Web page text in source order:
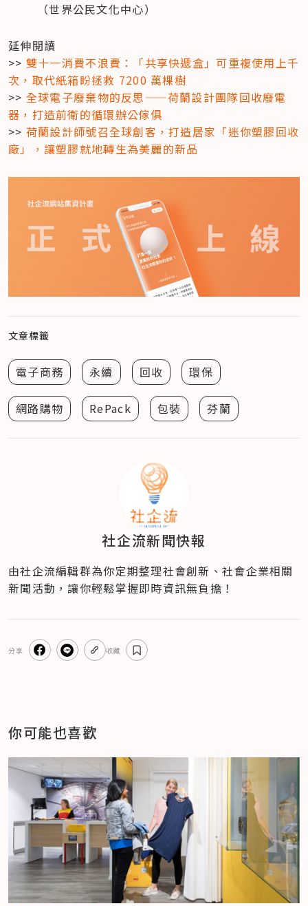
（世界公民文化中心）
延伸閱讀
>> 雙十一消費不浪費：「共享快遞盒」可重複使用上千
次，取代紙箱盼拯救 7200 萬棵樹
>> 全球電子廢棄物的反思——荷蘭設計團隊回收廢電
器，打造前衛的循環辦公傢俱
>> 荷蘭設計師號召全球創客，打造居家「迷你塑膠回收
廠」，讓塑膠就地轉生為美麗的新品
文章標籤
電子商務 永續 回收 環保
網路購物 RePack 包裝 芬蘭
社企流新聞快報
由社企流編輯群為你定期整理社會創新、社會企業相關
新聞活動，讓你輕鬆掌握即時資訊無負擔！
分享 收藏
你可能也喜歡